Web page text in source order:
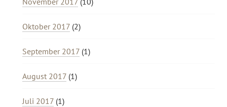
Oktober 2017 (2)
September 2017 (1)
August 2017 (1)
Juli 2017 (1)